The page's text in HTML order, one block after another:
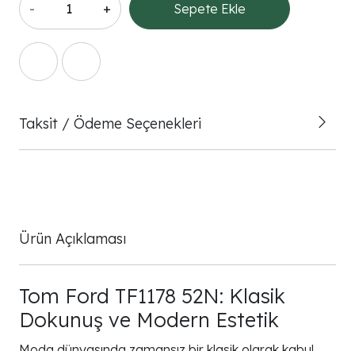
- + Sepete Ekle
Taksit / Ödeme Seçenekleri
Ürün Açıklaması
Tom Ford TF1178 52N: Klasik
Dokunuş ve Modern Estetik